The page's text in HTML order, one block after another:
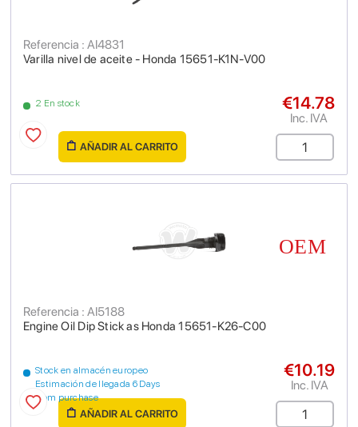
Varilla nivel de aceite - Honda 15651-K1N-V00
Referencia : AI4831
2 En stock €14.78
Inc. IVA
AÑADIR AL CARRITO
Engine Oil Dip Stick as Honda 15651-K26-C00
Referencia : AI5188
Stock en almacén europeo
Estimación de llegada 6 Days
from purchase
€10.19
Inc. IVA
AÑADIR AL CARRITO